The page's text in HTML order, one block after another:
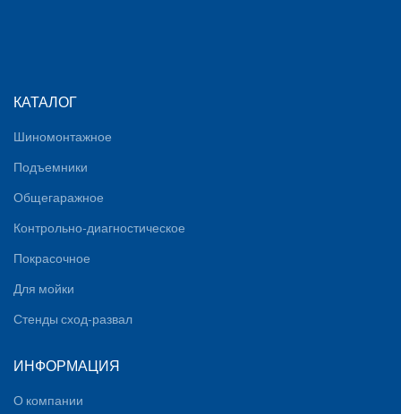
КАТАЛОГ
Шиномонтажное
Подъемники
Общегаражное
Контрольно-диагностическое
Покрасочное
Для мойки
Стенды сход-развал
ИНФОРМАЦИЯ
О компании